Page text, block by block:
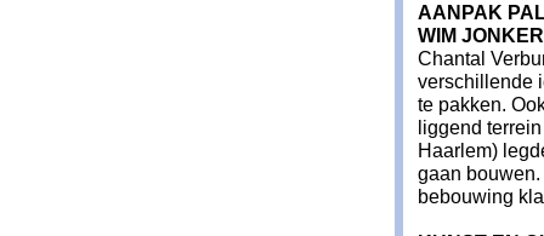
AANPAK
WIM JONKER
Chantal
verschillende
te pakken.
liggend
Haarlem)
gaan
bebouwing